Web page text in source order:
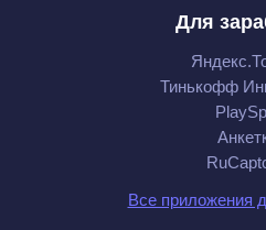
Для
Тинькофф
Все приложения